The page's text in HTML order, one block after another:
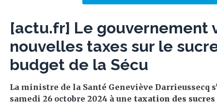
[actu.fr] Le gouvernement
nouvelles taxes sur le
budget de la Sécu
La ministre de la Santé Geneviève Darrieussecq
samedi 26 octobre 2024 à une taxation des